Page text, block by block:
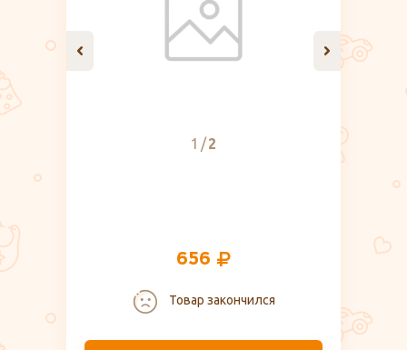
1 2
656
Товар закончился